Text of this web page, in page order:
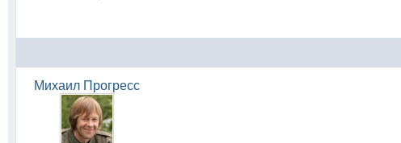
Михаил Прогресс